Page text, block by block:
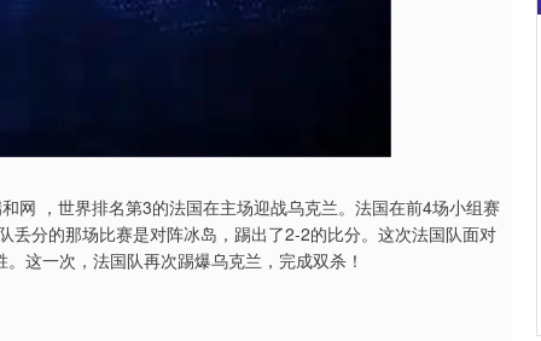
网 ，世界排名第3的法国在主场迎战乌克兰。法国在前4场小组赛
分的那场比赛是对阵冰岛，踢出了2-2的比分。这次法国队面对
这一次，法国队再次踢爆乌克兰，完成双杀！